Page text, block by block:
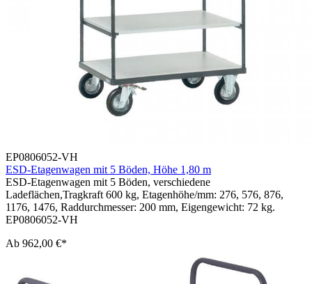
EP0806052-VH
ESD-Etagenwagen mit 5 Böden, Höhe 1,80 m
ESD-Etagenwagen mit 5 Böden, verschiedene
Ladeflächen,Tragkraft 600 kg, Etagenhöhe/mm: 276, 576, 876,
1176, 1476, Raddurchmesser: 200 mm, Eigengewicht: 72 kg.
EP0806052-VH
Ab 962,00 €*